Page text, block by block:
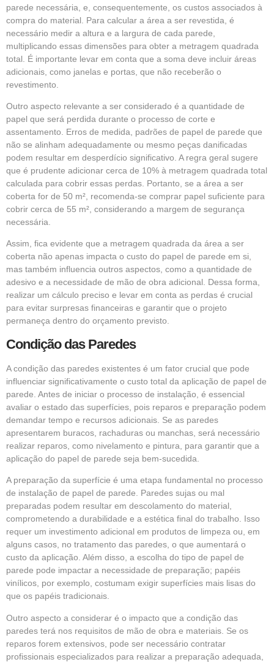
parede necessária, e, consequentemente, os custos associados à
compra do material. Para calcular a área a ser revestida, é
necessário medir a altura e a largura de cada parede,
multiplicando essas dimensões para obter a metragem quadrada
total. É importante levar em conta que a soma deve incluir áreas
adicionais, como janelas e portas, que não receberão o
revestimento.
Outro aspecto relevante a ser considerado é a quantidade de
papel que será perdida durante o processo de corte e
assentamento. Erros de medida, padrões de papel de parede que
não se alinham adequadamente ou mesmo peças danificadas
podem resultar em desperdício significativo. A regra geral sugere
que é prudente adicionar cerca de 10% à metragem quadrada total
calculada para cobrir essas perdas. Portanto, se a área a ser
coberta for de 50 m², recomenda-se comprar papel suficiente para
cobrir cerca de 55 m², considerando a margem de segurança
necessária.
Assim, fica evidente que a metragem quadrada da área a ser
coberta não apenas impacta o custo do papel de parede em si,
mas também influencia outros aspectos, como a quantidade de
adesivo e a necessidade de mão de obra adicional. Dessa forma,
realizar um cálculo preciso e levar em conta as perdas é crucial
para evitar surpresas financeiras e garantir que o projeto
permaneça dentro do orçamento previsto.
Condição das Paredes
A condição das paredes existentes é um fator crucial que pode
influenciar significativamente o custo total da aplicação de papel de
parede. Antes de iniciar o processo de instalação, é essencial
avaliar o estado das superfícies, pois reparos e preparação podem
demandar tempo e recursos adicionais. Se as paredes
apresentarem buracos, rachaduras ou manchas, será necessário
realizar reparos, como nivelamento e pintura, para garantir que a
aplicação do papel de parede seja bem-sucedida.
A preparação da superfície é uma etapa fundamental no processo
de instalação de papel de parede. Paredes sujas ou mal
preparadas podem resultar em descolamento do material,
comprometendo a durabilidade e a estética final do trabalho. Isso
requer um investimento adicional em produtos de limpeza ou, em
alguns casos, no tratamento das paredes, o que aumentará o
custo da aplicação. Além disso, a escolha do tipo de papel de
parede pode impactar a necessidade de preparação; papéis
vinílicos, por exemplo, costumam exigir superfícies mais lisas do
que os papéis tradicionais.
Outro aspecto a considerar é o impacto que a condição das
paredes terá nos requisitos de mão de obra e materiais. Se os
reparos forem extensivos, pode ser necessário contratar
profissionais especializados para realizar a preparação adequada,